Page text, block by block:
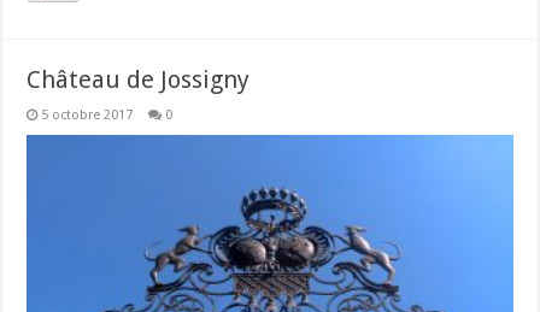
Château de Jossigny
5 octobre 2017 0